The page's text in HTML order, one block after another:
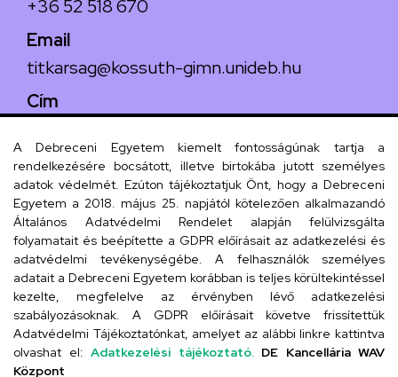
+36 52 518 670
Email
titkarsag@kossuth-gimn.unideb.hu
Cím
Szervezeti telefonkönyv
UD telefonkönyv
Titkárság
A Debreceni Egyetem kiemelt fontosságúnak tartja a
rendelkezésére bocsátott, illetve birtokába jutott személyes
adatok védelmét. Ezúton tájékoztatjuk Önt, hogy a Debreceni
Egyetem a 2018. május 25. napjától kötelezően alkalmazandó
Általános Adatvédelmi Rendelet alapján felülvizsgálta
folyamatait és beépítette a GDPR előírásait az adatkezelési és
adatvédelmi tevékenységébe. A felhasználók személyes
adatait a Debreceni Egyetem korábban is teljes körültekintéssel
kezelte, megfelelve az érvényben lévő adatkezelési
szabályozásoknak. A GDPR előírásait követve frissítettük
Adatvédelmi Tájékoztatónkat, amelyet az alábbi linkre kattintva
olvashat el: Adatkezelési tájékoztató. DE Kancellária WAV
Központ